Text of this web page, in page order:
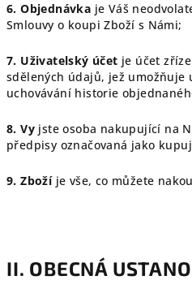
6. Objednávka je Váš
Smlouvy o koupi Zboží s Námi;
7. Uživatelský účet je účet
sdělených údajů, jež umožňuje
uchovávání historie
8. Vy jste osoba nakupující na
předpisy označovaná jako
9. Zbožíje vše, co můžete
II. OBECNÁ